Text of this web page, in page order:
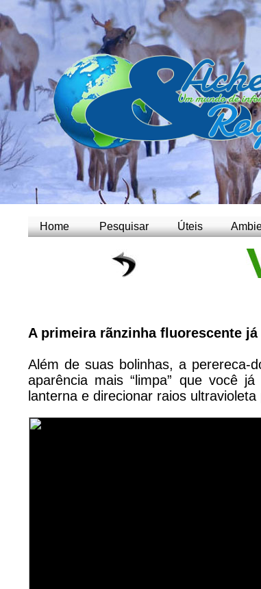
Home
Pesquisar Úteis
A primeira rãnzinha fluorescente
Além de suas bolinhas, a perereca-
aparência mais “limpa” que você
lanterna e direcionar raios ultravioleta